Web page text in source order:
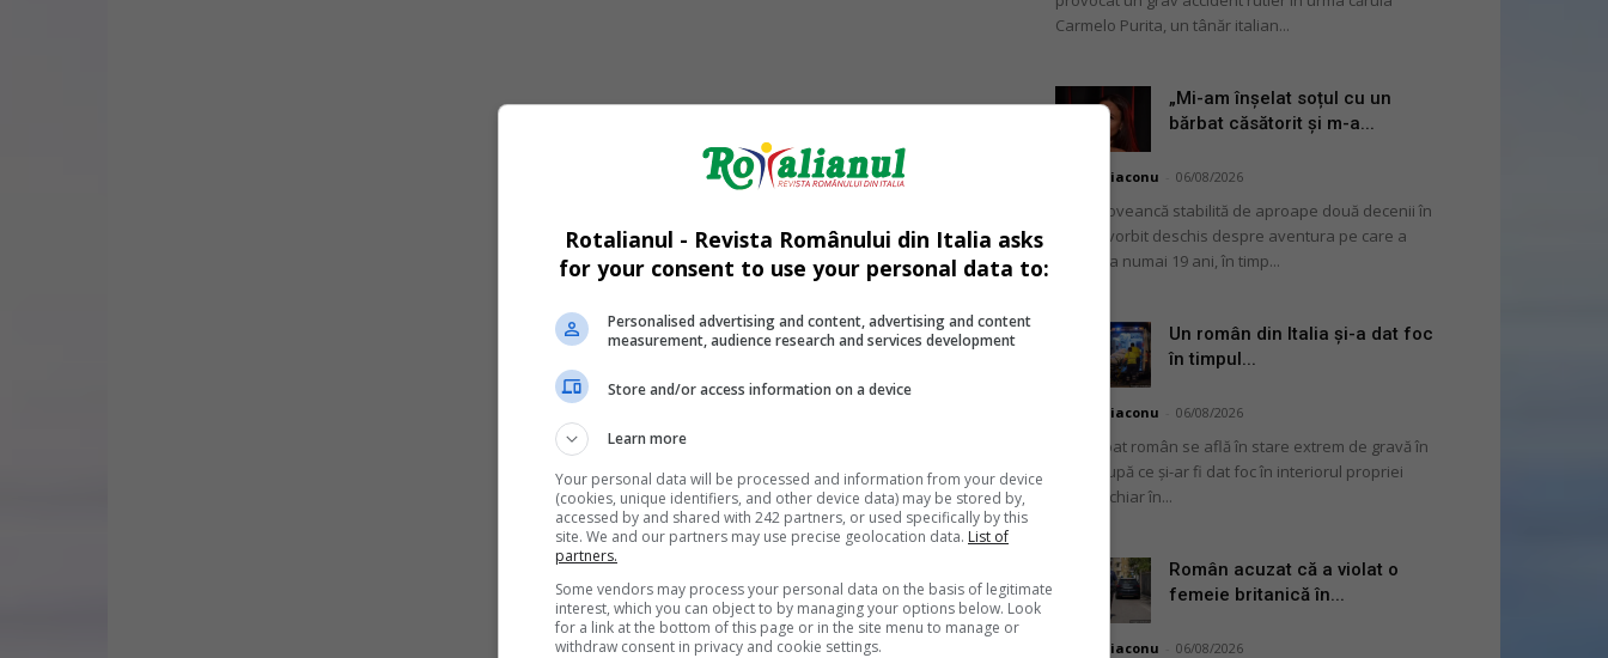
Carmelo Purita, un tânăr italian...
„Mi-am înșelat soțul cu un
bărbat căsătorit și m-a...
Mihai Diaconu 06/08/2026
O moldoveancă stabilită de aproape două decenii în
Italia a vorbit deschis despre aventura pe care a
avut-o la numai 19 ani, în timp...
Un român din Italia și-a dat foc
în timpul...
Mihai Diaconu 06/08/2026
Un bărbat român se află în stare extrem de gravă în
Italia, după ce și-ar fi dat foc în interiorul propriei
mașini, chiar în...
Român acuzat că a violat o
femeie britanică în...
Mihai Diaconu 06/08/2026
Rotalianul - Revista Românului din Italia asks
for your consent to use your personal data to:
Personalised advertising and content, advertising and content
measurement, audience research and services development
Store and/or access information on a device
Learn more
Your personal data will be processed and information from your device
(cookies, unique identifiers, and other device data) may be stored by,
accessed by and shared with 242 partners, or used specifically by this
site. We and our partners may use precise geolocation data. List of
partners.
Some vendors may process your personal data on the basis of legitimate
interest, which you can object to by managing your options below. Look
for a link at the bottom of this page or in the site menu to manage or
withdraw consent in privacy and cookie settings.